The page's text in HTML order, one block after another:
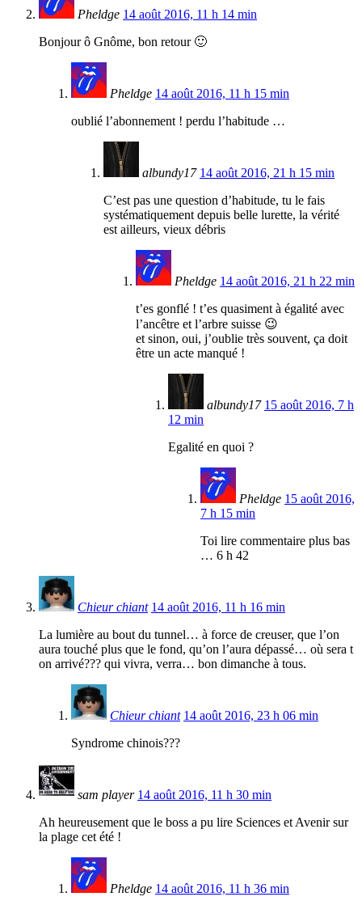
Pheldge 14 août 2016, 11 h 14 min
Bonjour ô Gnôme, bon retour 🙂
Pheldge 14 août 2016, 11 h 15 min
oublié l’abonnement ! perdu l’habitude …
albundy17 14 août 2016, 21 h 15 min
C’est pas une question d’habitude, tu le fais
systématiquement depuis belle lurette, la vérité
est ailleurs, vieux débris
Pheldge 14 août 2016, 21 h 22 min
t’es gonflé ! t’es quasiment à égalité avec
l’ancêtre et l’arbre suisse 😉
et sinon, oui, j’oublie très souvent, ça doit
être un acte manqué !
albundy17 15 août 2016, 7 h
12 min
Egalité en quoi ?
Pheldge 15 août 2016,
7 h 15 min
Toi lire commentaire plus bas
… 6 h 42
Chieur chiant 14 août 2016, 11 h 16 min
La lumière au bout du tunnel… à force de creuser, que l’on
aura touché plus que le fond, qu’on l’aura dépassé… où sera t
on arrivé??? qui vivra, verra… bon dimanche à tous.
Chieur chiant 14 août 2016, 23 h 06 min
Syndrome chinois???
sam player 14 août 2016, 11 h 30 min
Ah heureusement que le boss a pu lire Sciences et Avenir sur
la plage cet été !
Pheldge 14 août 2016, 11 h 36 min